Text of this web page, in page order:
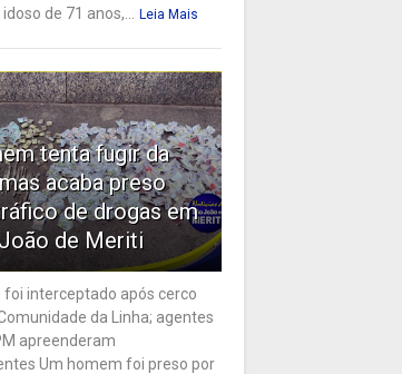
de 71 anos,...
Leia Mais
tenta fugir da
acaba preso
de drogas em
de Meriti
foi interceptado após cerco
da Linha; agentes
apreenderam
Um homem foi preso por